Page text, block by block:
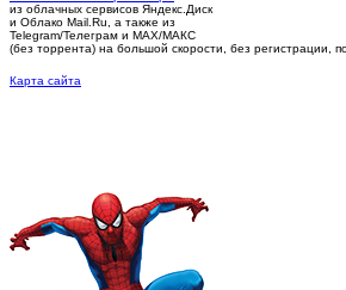
из облачных сервисов Яндекс.Диск
и Облако Mail.Ru, а также из
Telegram/Телеграм и MAX/МАКС
(без торрента) на большой скорости, без регистрации,
Карта сайта